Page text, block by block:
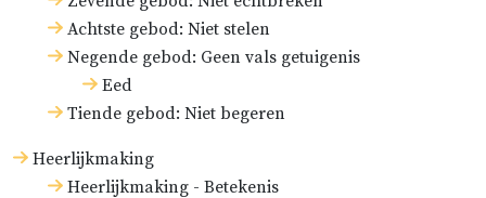
Achtste gebod: Niet stelen
Negende gebod: Geen vals getuigenis
Eed
Tiende gebod: Niet begeren
Heerlijkmaking
Heerlijkmaking - Betekenis